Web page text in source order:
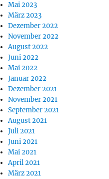
Mai 2023
März 2023
Dezember 2022
November 2022
August 2022
Juni 2022
Mai 2022
Januar 2022
Dezember 2021
November 2021
September 2021
August 2021
Juli 2021
Juni 2021
Mai 2021
April 2021
März 2021